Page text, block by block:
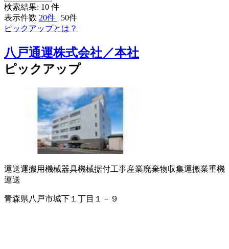
検索結果: 10 件
表示件数 20件 | 50件
ピックアップとは？
八戸通運株式会社／本社
ピックアップ
運送運搬用機械器具機械据付工事産業廃棄物収集運搬業重機
運送
青森県八戸市城下１丁目１－９